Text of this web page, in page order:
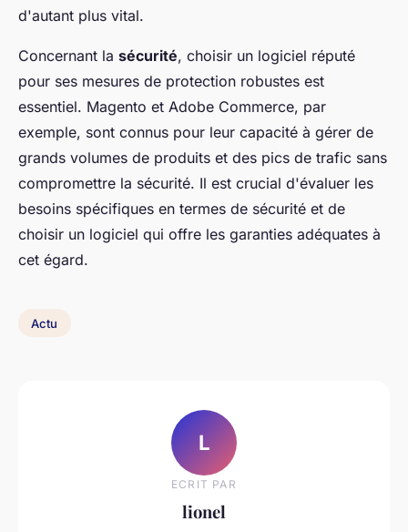
d'autant plus vital.
Concernant la sécurité, choisir un logiciel réputé
pour ses mesures de protection robustes est
essentiel. Magento et Adobe Commerce, par
exemple, sont connus pour leur capacité à gérer de
grands volumes de produits et des pics de trafic sans
compromettre la sécurité. Il est crucial d'évaluer les
besoins spécifiques en termes de sécurité et de
choisir un logiciel qui offre les garanties adéquates à
cet égard.
Actu
L
ECRIT PAR
lionel